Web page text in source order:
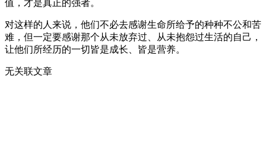
值，才是真正的强者。
对这样的人来说，他们不必去感谢生命所给予的种种不公和苦
难，但一定要感谢那个从未放弃过、从未抱怨过生活的自己，
让他们所经历的一切皆是成长、皆是营养。
无关联文章